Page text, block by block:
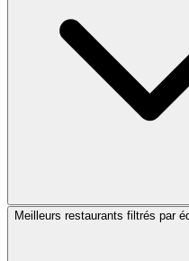
Meilleurs restaurants filtrés par